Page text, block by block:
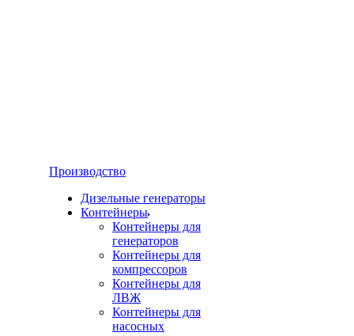
Производство
Дизельные генераторы
Контейнеры
Контейнеры для
генераторов
Контейнеры для
компрессоров
Контейнеры для
ЛВЖ
Контейнеры для
насосных